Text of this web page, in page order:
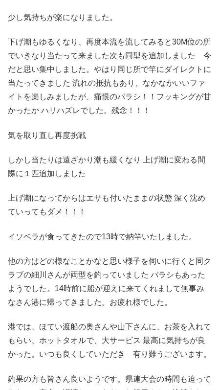
少し気持ちが楽になりました。
下げ潮もゆるくなり、再度本流を流してみると30M位の所
でいきなり当たって来ました次も同型を追加しました 今
だと思い集中しました。やはり同じ所で竿にダイレクトに
当たってきました 流れの抵抗もあり、なかなかいいファ
イトを楽しみましたが、痛恨のバラシ！！フッキングが甘
かったか ハリハズレでした。残念！！！
気を取り直し再度挑戦
しかし当たりは遠ざかり潮も緩くなり 上げ潮に変わる間
際に１匹追加しました
上げ潮になってからはエサも付いたままの状態 深く沈め
ていってもダメ！！！
イソベラが食ってきたので13時で納竿いたしました。
他の方はどの様なことかなと思い様子を伺いに行くと同ク
ラブの細川さんが両型を釣っていました バラシもあった
ようでした。14時前に船が迎えに来てくれまして無事み
なさん港に帰ってきました。お疲れ様でした。
港では、ほてい渡船の奥さんや山下さんに、お茶を入れて
もらい、ホットタオルで、大サービス 最高に気持ちが良
かった。いつも良くしていただき 有り難うございます。
釣果の方も皆さん良いようです。県連大会の時間も迫って